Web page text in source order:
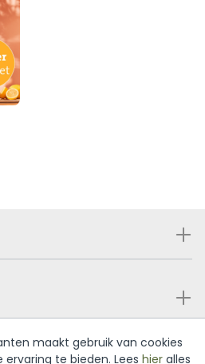
maakt gebruik van cookies
te bieden. Lees hier alles